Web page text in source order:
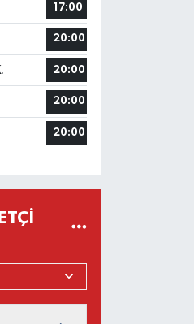
17:00
20:00
20:00
20:00
20:00